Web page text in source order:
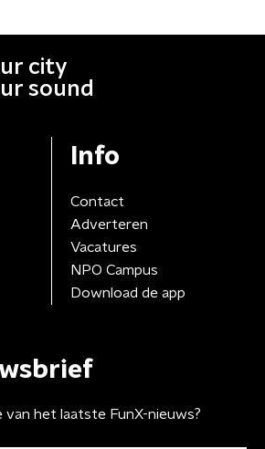
city
sound
Info
Contact
Adverteren
Vacatures
NPO Campus
Download de app
het laatste FunX-nieuws?